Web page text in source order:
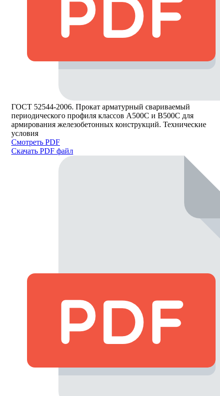
ГОСТ 52544-2006. Прокат арматурный свариваемый
периодического профиля классов А500С и В500С для
армирования железобетонных конструкций. Технические
условия
Смотреть PDF
Скачать PDF файл